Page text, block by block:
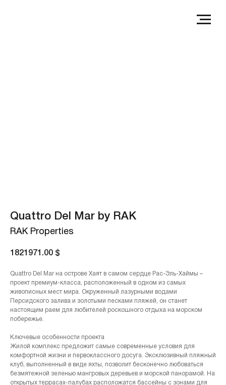
Quattro Del Mar by RAK
RAK Properties
1821971.00 $
Quattro Del Mar на острове Хаят в самом сердце Рас-Эль-Хаймы –
проект премиум-класса, расположенный в одном из самых
живописных мест мира. Окруженный лазурными водами
Персидского залива и золотыми песками пляжей, он станет
настоящим раем для любителей роскошного отдыха на морском
побережье.
Ключевые особенности проекта
Жилой комплекс предложит самые современные условия для
комфортной жизни и первоклассного досуга. Эксклюзивный пляжный
клуб, выполненный в виде яхты, позволит бесконечно любоваться
безмятежной зеленью мангровых деревьев и морской панорамой. На
открытых террасах-палубах расположатся бассейны с зонами для